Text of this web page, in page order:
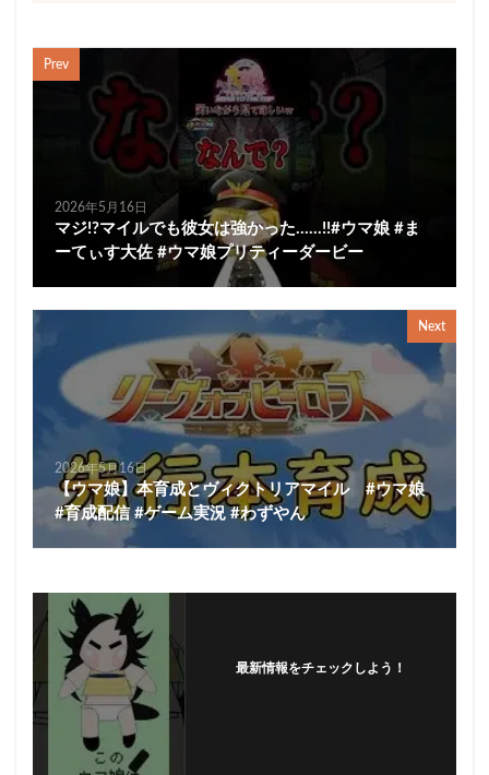
Prev
2026年5月16日
マジ!?マイルでも彼女は強かった……!!#ウマ娘 #ま
ーてぃす大佐 #ウマ娘プリティーダービー
Next
2026年5月16日
【ウマ娘】本育成とヴィクトリアマイル #ウマ娘
#育成配信 #ゲーム実況 #わずやん
最新情報をチェックしよう！